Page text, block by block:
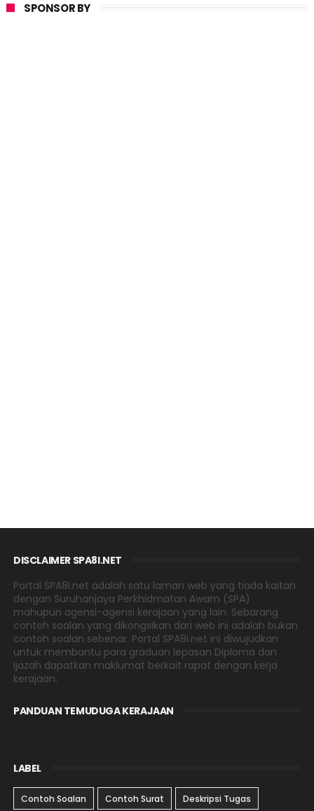
SPONSOR BY
DISCLAIMER SPA8I.NET
Portal SPA8i.net adalah satu laman web yang tiada kaitan
dengan Suruhanjaya Perkhidmatan Awam (SPA)
mahupun agensi-agensi kerajaan yang lain. Sebarang
contoh soalan yang dikongsikan dari web ini adalah bukan
contoh soalan sebenar. Portal SPA8i.net ini diwujudkan
untuk membantu para graduan lepasan Diploma dan
Ijazah dapatkan maklumat berkait rapat dengan kerja
kerajaan.
PANDUAN TEMUDUGA KERAJAAN
LABEL
Contoh Soalan Contoh Surat Deskripsi Tugas